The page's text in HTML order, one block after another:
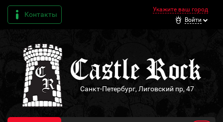
Контакты
Укажите ваш город
Войти
Санкт-Петербург, Лиговский пр, 47